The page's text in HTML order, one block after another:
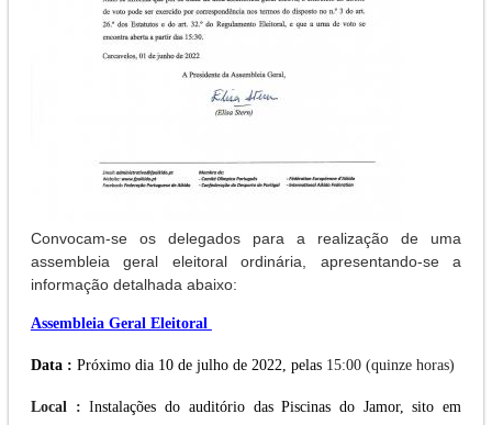
Convocam-se os delegados para a realização de uma
assembleia geral eleitoral ordinária, apresentando-se a
informação detalhada abaixo:
Assembleia Geral Eleitoral
Data : Próximo dia 10 de julho de 2022, pelas 15:00 (quinze horas)
Local :Instalações do auditório das Piscinas do Jamor, sito em